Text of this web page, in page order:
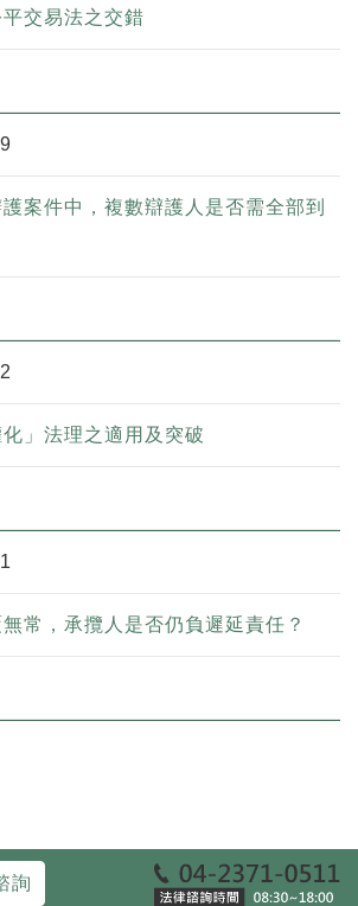
交易法之交錯
案件中，複數辯護人是否需全部到
化」法理之適用及突破
常，承攬人是否仍負遲延責任？
詢